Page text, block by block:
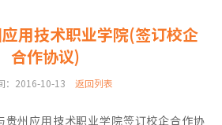
用技术职业学院(签订校企
合作协议)
：2016-10-13 返回列表
贵州应用技术职业学院签订校企合作协